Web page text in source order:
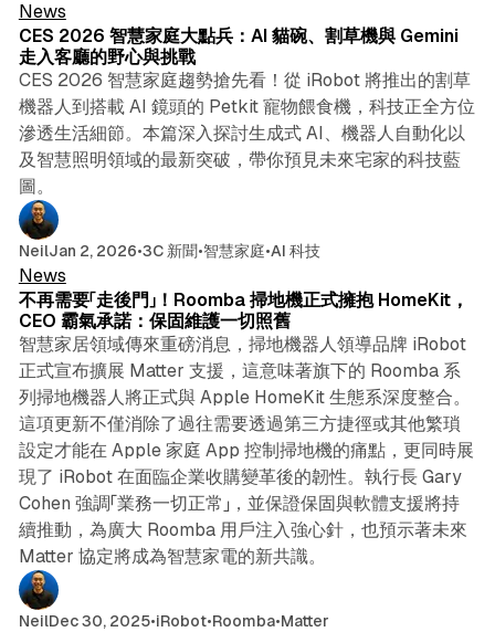
News
CES 2026 智慧家庭大點兵：AI 貓碗、割草機與 Gemini
走入客廳的野心與挑戰
CES 2026 智慧家庭趨勢搶先看！從 iRobot 將推出的割草
機器人到搭載 AI 鏡頭的 Petkit 寵物餵食機，科技正全方位
滲透生活細節。本篇深入探討生成式 AI、機器人自動化以
及智慧照明領域的最新突破，帶你預見未來宅家的科技藍
圖。
NeilJan 2, 2026•3C 新聞•智慧家庭•AI 科技
News
不再需要「走後門」！Roomba 掃地機正式擁抱 HomeKit，
CEO 霸氣承諾：保固維護一切照舊
智慧家居領域傳來重磅消息，掃地機器人領導品牌 iRobot
正式宣布擴展 Matter 支援，這意味著旗下的 Roomba 系
列掃地機器人將正式與 Apple HomeKit 生態系深度整合。
這項更新不僅消除了過往需要透過第三方捷徑或其他繁瑣
設定才能在 Apple 家庭 App 控制掃地機的痛點，更同時展
現了 iRobot 在面臨企業收購變革後的韌性。執行長 Gary
Cohen 強調「業務一切正常」，並保證保固與軟體支援將持
續推動，為廣大 Roomba 用戶注入強心針，也預示著未來
Matter 協定將成為智慧家電的新共識。
NeilDec 30, 2025•iRobot•Roomba•Matter